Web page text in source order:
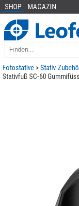
SHOP MAGAZIN
Fotostative >Stativ-
Stativfuß SC-60